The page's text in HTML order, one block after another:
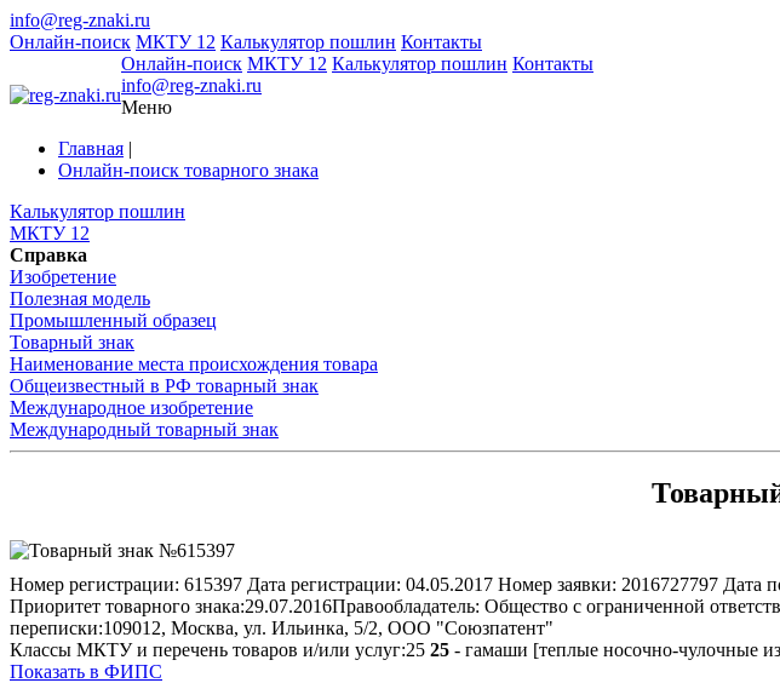
info@reg-znaki.ru
Онлайн-поиск МКТУ 12 Калькулятор пошлин Контакты
Онлайн-поиск МКТУ 12 Калькулятор пошлин Контакты
info@reg-znaki.ru
Меню
Главная |
Онлайн-поиск товарного знака
Калькулятор пошлин
МКТУ 12
Справка
Изобретение
Полезная модель
Промышленный образец
Товарный знак
Наименование места происхождения товара
Общеизвестный в РФ товарный знак
Международное изобретение
Международный товарный знак
Номер регистрации: 615397 Дата регистрации: 04.05.2017 Номер заявки: 2016727797 Дата
Приоритет товарного знака:29.07.2016Правообладатель: Общество с ограниченной
переписки:109012, Москва, ул. Ильинка, 5/2, ООО "Союзпатент"
Классы МКТУ и перечень товаров и/или услуг:25 25 - гамаши [теплые носочно-чулочные
Показать в ФИПС